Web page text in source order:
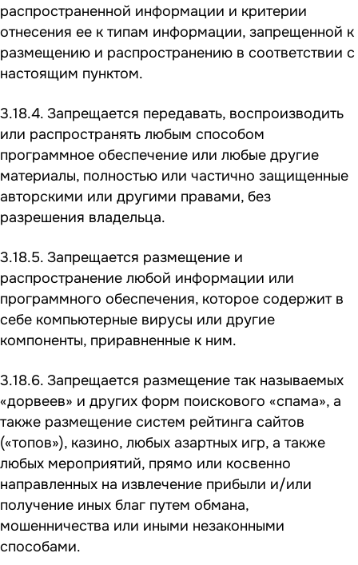
распространенной информации и критерии
отнесения ее к типам информации, запрещенной к
размещению и распространению в соответствии с
настоящим пунктом.
3.18.4. Запрещается передавать, воспроизводить
или распространять любым способом
программное обеспечение или любые другие
материалы, полностью или частично защищенные
авторскими или другими правами, без
разрешения владельца.
3.18.5. Запрещается размещение и
распространение любой информации или
программного обеспечения, которое содержит в
себе компьютерные вирусы или другие
компоненты, приравненные к ним.
3.18.6. Запрещается размещение так называемых
«дорвеев» и других форм поискового «спама», а
также размещение систем рейтинга сайтов
(«топов»), казино, любых азартных игр, а также
любых мероприятий, прямо или косвенно
направленных на извлечение прибыли и/или
получение иных благ путем обмана,
мошенничества или иными незаконными
способами.